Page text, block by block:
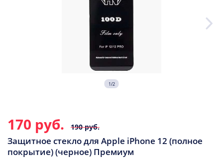
1/2
170 руб. 190 руб.
Защитное стекло для Apple iPhone 12 (полное
покрытие) (черное) Премиум